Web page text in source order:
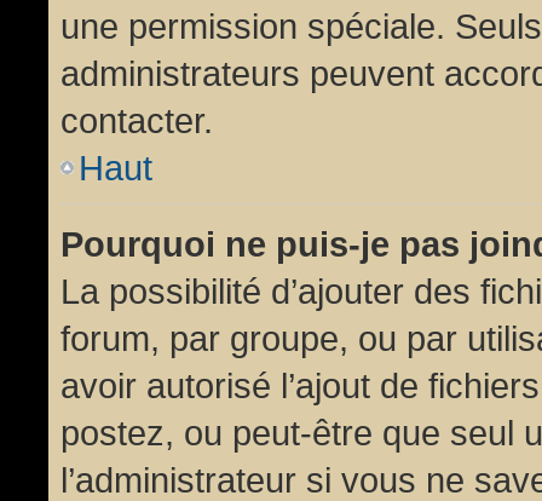
une permission spéciale.
administrateurs peuvent
contacter.
Haut
Pourquoi ne puis-je pas
La possibilité d’ajouter des
forum, par groupe, ou par
avoir autorisé l’ajout de
postez, ou peut-être que seul
l’administrateur si vous ne